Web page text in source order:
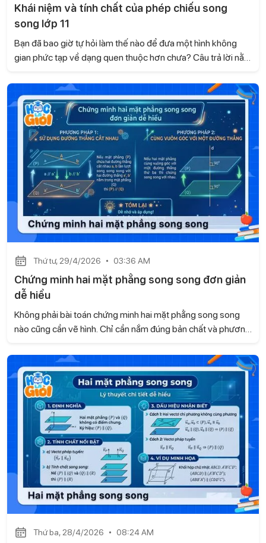
Khái niệm và tính chất của phép chiếu song
song lớp 11
Bạn đã bao giờ tự hỏi làm thế nào để đưa một hình không
gian phức tạp về dạng quen thuộc hơn chưa? Câu trả lời nằm
chương trình Toán 11. Khi nắm vững phần kiến thức này, bạn
sẽ xử lý bài tập nhanh và chính xác hơn. Hãy cùng Gia sư
Học là Giỏi tìm hiểu khái niệm và các tính chất cơ bản ngay
sau đây.
Thứ tư, 29/4/2026 03:36 AM
Chứng minh hai mặt phẳng song song đơn giản
dễ hiểu
Không phải bài toán chứng minh hai mặt phẳng song song
nào cũng cần vẽ hình. Chỉ cần nắm đúng bản chất và phương
tạp. Trong nội dung dưới đây, Gia sư Học là Giỏi sẽ giúp bạn
tiếp cận thông minh để biến dạng toán này trở nên dễ hiểu
và dễ ăn điểm.
Thứ ba, 28/4/2026 08:24 AM